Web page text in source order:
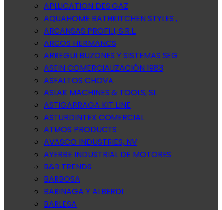
APLLICATION DES GAZ
AQUAHOME BATHKITCHEN STYLES ,
ARCANSAS PROFILI, S.R.L.
ARCOS HERMANOS
ARREGUI BUZONES Y SISTEMAS SEG
ASEIN COMERCIALIZACIÓN 1983
ASFALTOS CHOVA
ASLAK MACHINES & TOOLS, SL
ASTIGARRAGA KIT LINE
ASTURDINTEX COMERCIAL
ATMOS PRODUCTS
AVASCO INDUSTRIES, NV
AYERBE INDUSTRIAL DE MOTORES
B&B TRENDS
BARBOSA
BARINAGA Y ALBERDI
BARLESA